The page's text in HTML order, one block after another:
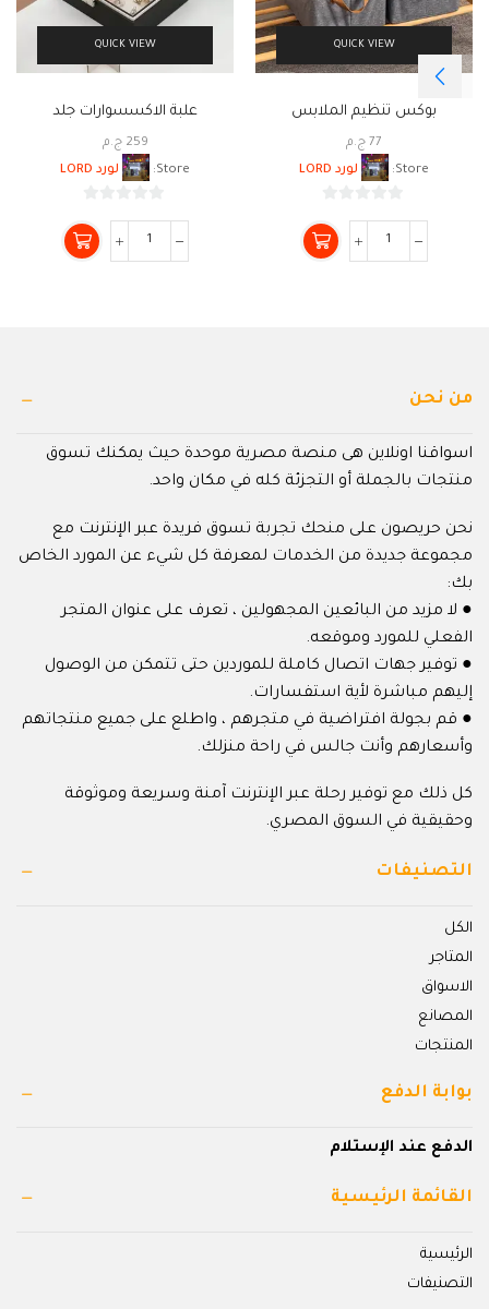
QUICK VIEW
بوكس تنظيم الملابس
77 ج.م
Store:
لورد LORD
من
5
QUICK VIEW
علبة الاكسسوارات جلد
259 ج.م
Store:
لورد LORD
من
5
من نحن
اسواقنا اونلاين هى منصة مصرية موحدة حيث يمكنك تسوق
منتجات بالجملة أو التجزئة كله في مكان واحد.
نحن حريصون على منحك تجربة تسوق فريدة عبر الإنترنت مع
مجموعة جديدة من الخدمات لمعرفة كل شيء عن المورد الخاص
بك:
● لا مزيد من البائعين المجهولين ، تعرف على عنوان المتجر
الفعلي للمورد وموقعه.
● توفير جهات اتصال كاملة للموردين حتى تتمكن من الوصول
إليهم مباشرة لأية استفسارات.
● قم بجولة افتراضية في متجرهم ، واطلع على جميع منتجاتهم
وأسعارهم وأنت جالس في راحة منزلك.
كل ذلك مع توفير رحلة عبر الإنترنت آمنة وسريعة وموثوقة
وحقيقية في السوق المصري.
التصنيفات
الكل
المتاجر
الاسواق
المصانع
المنتجات
بوابة الدفع
الدفع عند الإستلام
القائمة الرئيسية
الرئيسية
التصنيفات